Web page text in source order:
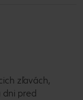
zľavách,
pred